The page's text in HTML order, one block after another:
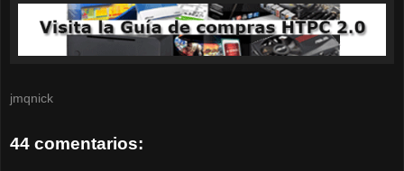
jmqnick
44 comentarios: